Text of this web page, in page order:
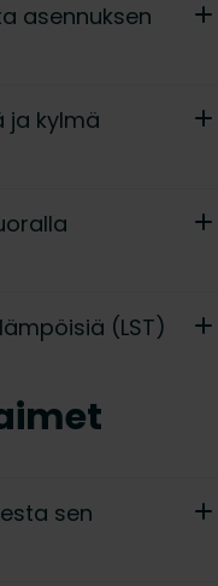
asennuksen
ja kylmä
(LST)
sen